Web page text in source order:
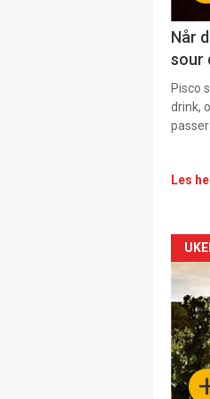
Når
sour
Pisco
drink,
Les
nå
-